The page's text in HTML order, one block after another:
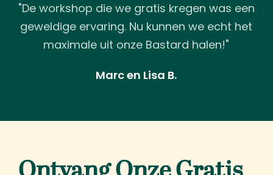
"De workshop die we gratis kregen was een
geweldige ervaring. Nu kunnen we echt het
maximale uit onze Bastard halen!"
Marc en Lisa B.